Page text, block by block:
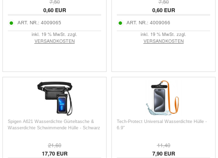
7,50
0,60EUR
ART. NR.: 4009065
inkl. 19 % MwSt. zzgl.
VERSANDKOSTEN
7,50
0,60EUR
ART. NR.: 4009066
inkl. 19 % MwSt. zzgl.
VERSANDKOSTEN
Spigen A621 Wasserdichte Gürteltasche &
Wasserdichte Schwimmende Hülle - Schwarz
21,60
17,70EUR
Tech-Protect Universal Wasserdichte Hülle -
6.9"
11,40
7,90EUR